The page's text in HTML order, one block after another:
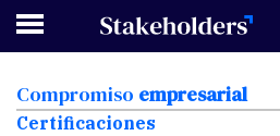
Compromiso empresarial
Certificaciones